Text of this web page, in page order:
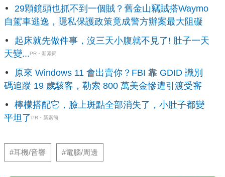
29顆鏡頭也抓不到一個賊？舊金山竊賊搭Waymo
自駕車逃逸，隱私保護政策竟成警方辦案最大阻礙
起床就先做件事，沒三天小腹就不見了! 肚子一天
天變...PR・新素簡
原來 Windows 11 會出賣你？FBI 靠 GDID 識別
碼追蹤 19 歲駭客，勒索 800 萬美金慘遭引渡受審
檸檬搭配它，臉上斑點全部消失了，小肚子都變
平坦了 PR・新素簡
#耳機/音響 #電腦/周邊